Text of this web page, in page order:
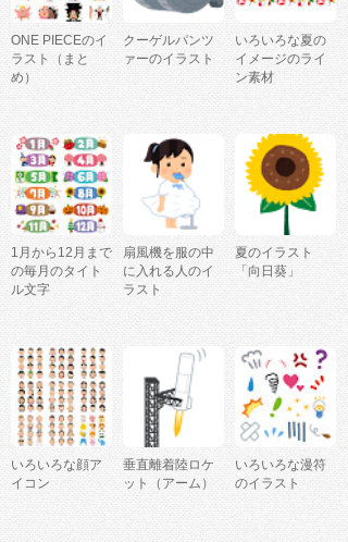
ONE PIECEのイ
ラスト（まと
め）
クーゲルパンツ
ァーのイラスト
いろいろな夏の
イメージのライ
ン素材
1月から12月まで
の毎月のタイト
ル文字
扇風機を服の中
に入れる人のイ
ラスト
夏のイラスト
「向日葵」
いろいろな顔ア
イコン
垂直離着陸ロケ
ット（アーム）
いろいろな漫符
のイラスト